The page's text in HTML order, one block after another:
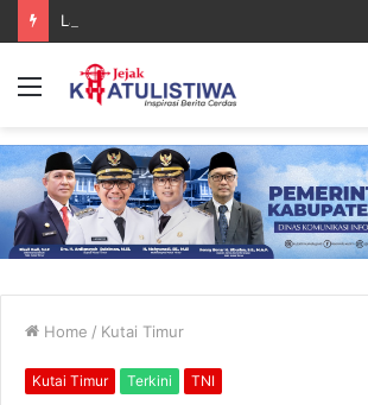
Menu
Home / Kutai Timur
Kutai Timur Terkini TNI